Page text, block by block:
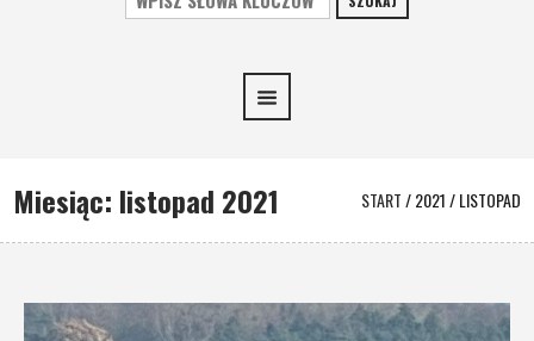
Miesiąc: listopad 2021 START/2021/LISTOPAD